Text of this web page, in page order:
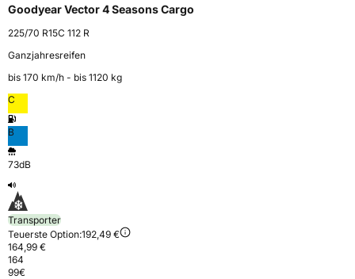
Goodyear Vector 4 Seasons Cargo
225/70 R15C 112 R
Ganzjahresreifen
bis 170 km⁠/⁠h - bis 1120 kg
C
B
73dB
Transporter
Teuerste Option:192,49 €
164,99 €
164
99€